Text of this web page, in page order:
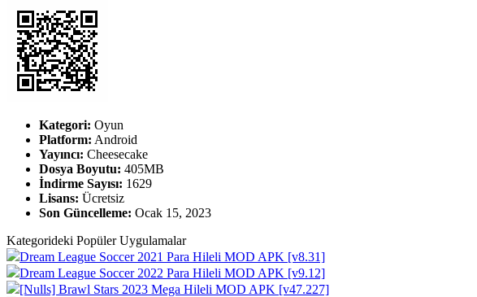
Kategori: Oyun
Platform: Android
Yayıncı: Cheesecake
Dosya Boyutu: 405MB
İndirme Sayısı: 1629
Lisans: Ücretsiz
Son Güncelleme: Ocak 15, 2023
Kategorideki Popüler Uygulamalar
Dream League Soccer 2021 Para Hileli MOD APK [v8.31]
Dream League Soccer 2022 Para Hileli MOD APK [v9.12]
[Nulls] Brawl Stars 2023 Mega Hileli MOD APK [v47.227]